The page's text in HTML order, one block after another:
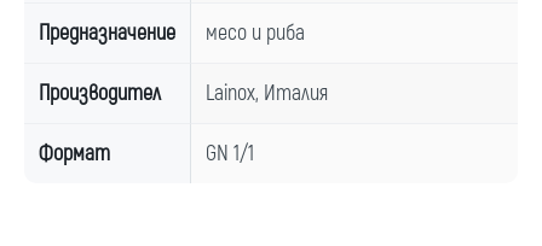
Предназначение месо и риба
Производител Lainox, Италия
Формат GN 1/1